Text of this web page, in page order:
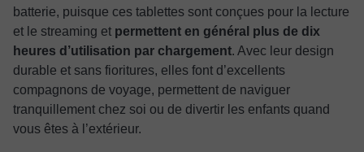
batterie, puisque ces tablettes sont conçues pour la lecture
et le streaming et permettent en général plus de dix
heures d’utilisation par chargement. Avec leur design
durable et sans fioritures, elles font d’excellents
compagnons de voyage, permettent de naviguer
tranquillement chez soi ou de divertir les enfants quand
vous êtes à l’extérieur.